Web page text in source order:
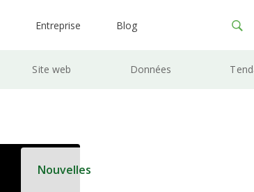
Entreprise Blog
Site web Données
Nouvelles